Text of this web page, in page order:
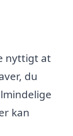
nyttigt at
du
kan